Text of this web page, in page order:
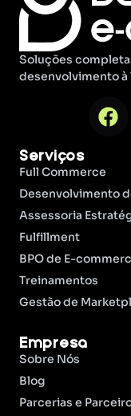
Soluções
desenvolvimento
Serviços
Full Commerce
Desenvolvimento
Assessoria
Fulfillment
BPO de E-
Treinamentos
Gestão de
Empresa
Sobre Nós
Blog
Parcerias e